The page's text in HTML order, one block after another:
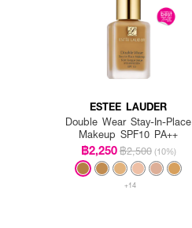
ESTEE LAUDER
Double Wear Stay-In-Place
Makeup SPF10 PA++
฿2,250฿2,500 (10%)
+14